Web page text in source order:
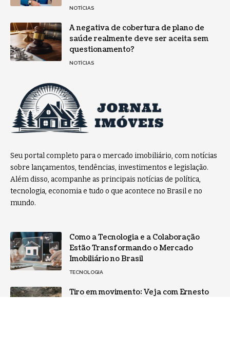
NOTÍCIAS
A negativa de cobertura de plano de
saúde realmente deve ser aceita sem
questionamento?
NOTÍCIAS
Seu portal completo para o mercado imobiliário, com notícias
sobre lançamentos, tendências, investimentos e legislação.
Além disso, acompanhe as principais notícias de política,
tecnologia, economia e tudo o que acontece no Brasil e no
mundo.
Como a Tecnologia e a Colaboração
Estão Transformando o Mercado
Imobiliário no Brasil
TECNOLOGIA
Tiro em movimento: Veja com Ernesto